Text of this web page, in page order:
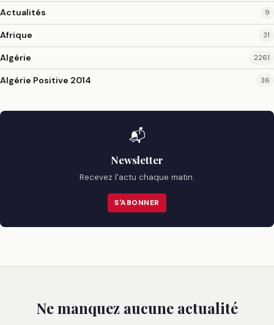
Actualités 9
Afrique 31
Algérie 2261
Algérie Positive 2014 36
📬
Newsletter
Recevez l'actu chaque matin.
S'ABONNER
Ne manquez aucune actualité